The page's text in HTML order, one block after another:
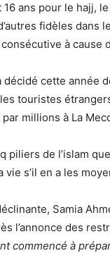
ans pour le hajj,
fidèles dans
à cause
décidé cette année
touristes
millions à La
piliers de l’islam
s’il en a les
Samia
l’annonce des
commencé à